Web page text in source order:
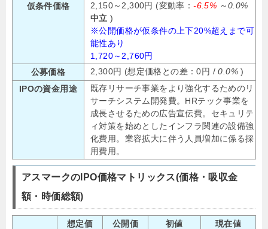
仮条件価格
2,150～2,300円 (変動率：-6.5% ～0.0%
中立 )
※公開価格が仮条件の上下20%超えまで可
能性あり
1,720～2,760円
公募価格
2,300円 (想定価格との差：0円 /0.0% )
IPOの資金用途
既存リサーチ事業をより強化するためのリ
サーチシステム開発費。HRテック事業を
成長させるための広告宣伝費。セキュリテ
ィ対策を始めとしたインフラ関連の設備強
化費用。業容拡大に伴う人員増加に係る採
用費用。
アスマークのIPO価格マトリックス(価格・吸収金
額・時価総額)
想定価
公開価
初値 現在値